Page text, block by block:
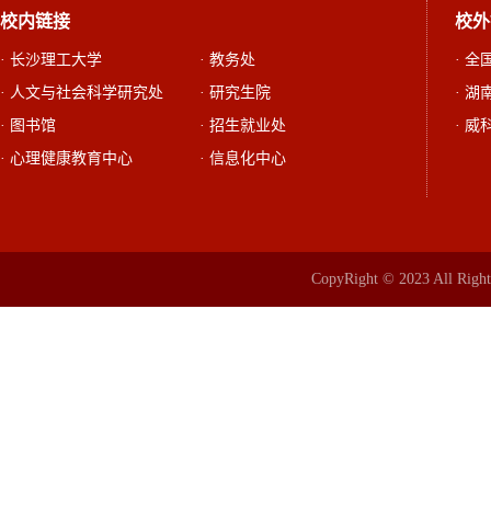
校内链接
· 长沙理工大学
· 教务处
· 人文与社会科学研究处
· 研究生院
· 图书馆
· 招生就业处
· 心理健康教育中心
· 信息化中心
校
· 全
· 湖
· 威
CopyRight © 2023 All